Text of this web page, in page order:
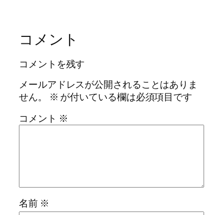
コメント
コメントを残す
メールアドレスが公開されることはありま
せん。
※ が付いている欄は必須項目です
コメント ※
名前 ※